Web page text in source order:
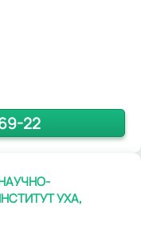
22
УХА,